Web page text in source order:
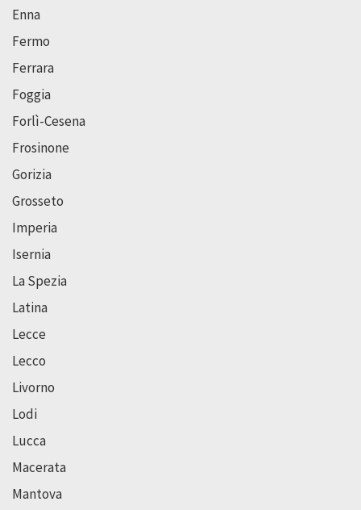
Enna
Fermo
Ferrara
Foggia
Forlì-Cesena
Frosinone
Gorizia
Grosseto
Imperia
Isernia
La Spezia
Latina
Lecce
Lecco
Livorno
Lodi
Lucca
Macerata
Mantova